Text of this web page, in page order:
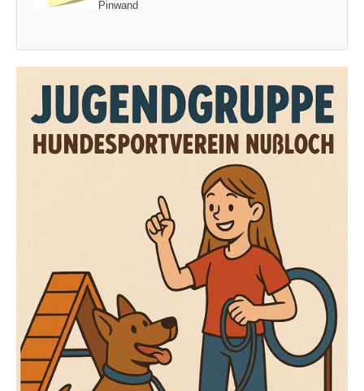
Pinwand